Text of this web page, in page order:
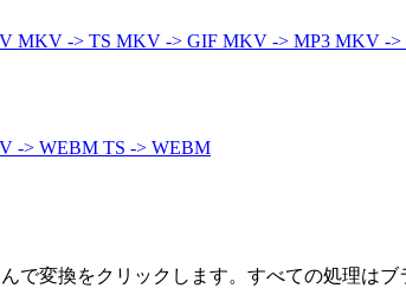
MKV -> TS MKV -> GIF MKV -> MP3 MKV ->
-> WEBM TS -> WEBM
で変換をクリックします。すべての処理は